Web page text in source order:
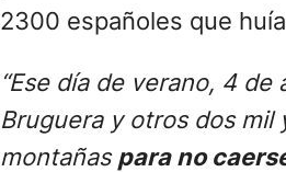
2300 españoles que
“Ese día de verano, 4
Bruguera y otros dos mil
montañaspara no